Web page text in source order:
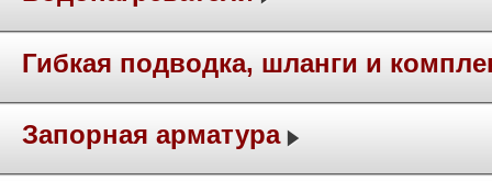
Гибкая подводка, шланги и
Запорная арматура